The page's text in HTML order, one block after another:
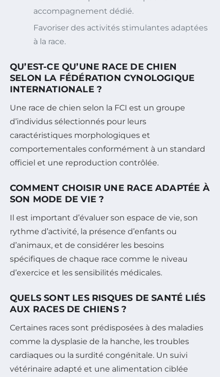
accompagnement dédié.
Favoriser des activités stimulantes adaptées
à la race.
QU’EST-CE QU’UNE RACE DE CHIEN
SELON LA FÉDÉRATION CYNOLOGIQUE
INTERNATIONALE ?
Une race de chien selon la FCI est un groupe
d’individus sélectionnés pour leurs
caractéristiques morphologiques et
comportementales conformément à un standard
officiel et une reproduction contrôlée.
COMMENT CHOISIR UNE RACE ADAPTÉE À
SON MODE DE VIE ?
Il est important d’évaluer son espace de vie, son
rythme d’activité, la présence d’enfants ou
d’animaux, et de considérer les besoins
spécifiques de chaque race comme le niveau
d’exercice et les sensibilités médicales.
QUELS SONT LES RISQUES DE SANTÉ LIÉS
AUX RACES DE CHIENS ?
Certaines races sont prédisposées à des maladies
comme la dysplasie de la hanche, les troubles
cardiaques ou la surdité congénitale. Un suivi
vétérinaire adapté et une alimentation ciblée